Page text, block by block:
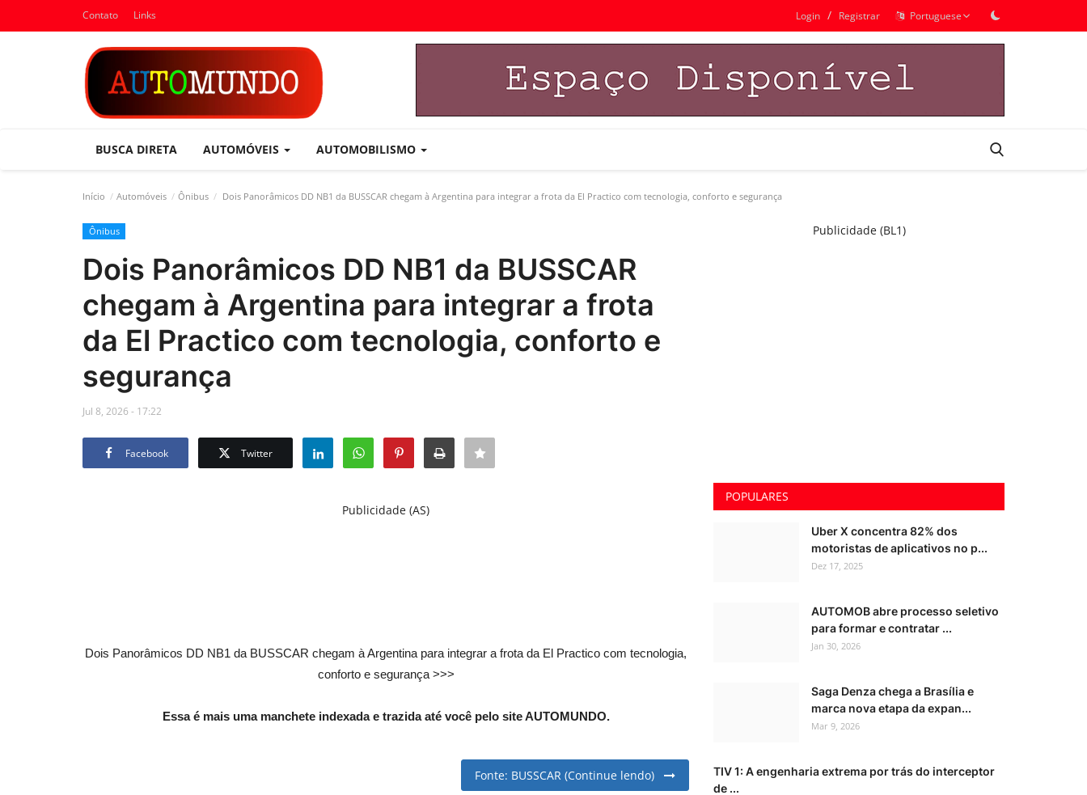
Contato Links Login / Registrar Portuguese
BUSCA DIRETA AUTOMÓVEIS AUTOMOBILISMO
Início Automóveis Ônibus Dois Panorâmicos DD NB1 da BUSSCAR chegam à Argentina para integrar a frota da El Practico com tecnologia, conforto e segurança
Ônibus
Dois Panorâmicos DD NB1 da BUSSCAR
chegam à Argentina para integrar a frota
da El Practico com tecnologia, conforto e
segurança
Jul 8, 2026 - 17:22
Facebook Twitter
Publicidade (AS)
Dois Panorâmicos DD NB1 da BUSSCAR chegam à Argentina para integrar a frota da El Practico com tecnologia,
conforto e segurança >>>
Essa é mais uma manchete indexada e trazida até você pelo site AUTOMUNDO.
Fonte: BUSSCAR (Continue lendo)
Publicidade (BL1)
POPULARES
Uber X concentra 82% dos
motoristas de aplicativos no p...
Dez 17, 2025
AUTOMOB abre processo seletivo
para formar e contratar ...
Jan 30, 2026
Saga Denza chega a Brasília e
marca nova etapa da expan...
Mar 9, 2026
TIV 1: A engenharia extrema por trás do interceptor
de ...